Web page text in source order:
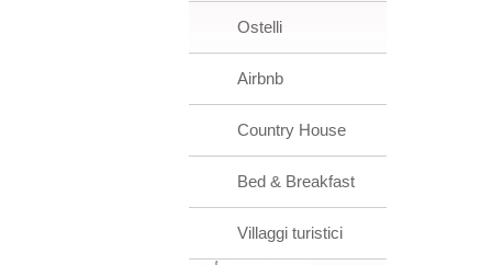
Ostelli
Airbnb
Country House
Bed & Breakfast
Villaggi turistici